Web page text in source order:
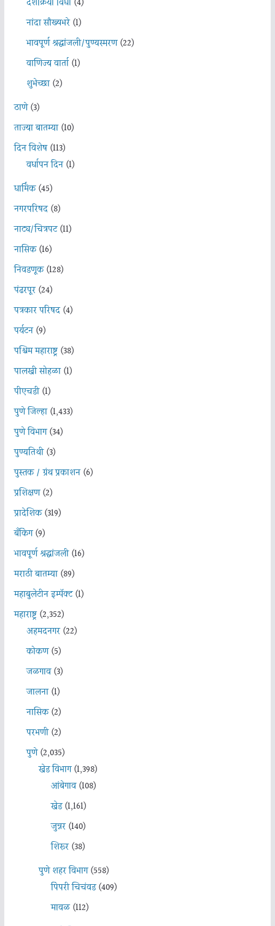
दशक्रिया विधी (4)
नांदा सौख्यभरे(1)
भावपूर्ण श्रद्धांजली/पुण्यस्मरण(22)
वाणिज्य वार्ता(1)
शुभेच्छा(2)
ठाणे(3)
ताज्या बातम्या(10)
दिन विशेष(113)
वर्धापन दिन(1)
धार्मिक(45)
नगरपरिषद(8)
नाट्य/चित्रपट(11)
नासिक(16)
निवडणूक(128)
पंढरपूर(24)
पत्रकार परिषद(4)
पर्यटन(9)
पश्चिम महाराष्ट्र(38)
पालखी सोहळा(1)
पीएचडी(1)
पुणे जिल्हा(1,433)
पुणे विभाग(34)
पुण्यतिथी(3)
पुस्तक / ग्रंथ प्रकाशन(6)
प्रशिक्षण(2)
प्रादेशिक(319)
बँकिंग(9)
भावपूर्ण श्रद्धांजली(16)
मराठी बातम्या(89)
महाबुलेटीन इम्पॅक्ट(1)
महाराष्ट्र(2,352)
अहमदनगर(22)
कोकण(5)
जळगाव(3)
जालना(1)
नासिक(2)
परभणी(2)
पुणे(2,035)
खेड विभाग(1,398)
आंबेगाव(108)
खेड(1,161)
जुन्नर(140)
शिरूर(38)
पुणे शहर विभाग(558)
पिंपरी चिचंवड(409)
मावळ(112)